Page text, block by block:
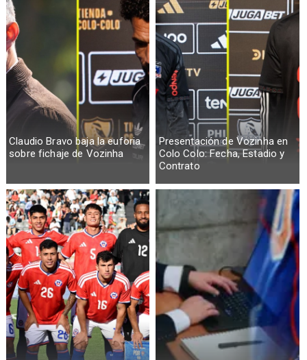
Claudio Bravo baja la euforia
sobre fichaje de Vozinha
Presentación de Vozinha en
Colo Colo: Fecha, Estadio y
Contrato